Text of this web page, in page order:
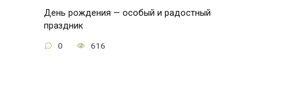
День рождения — особый и радостный
праздник
0 616